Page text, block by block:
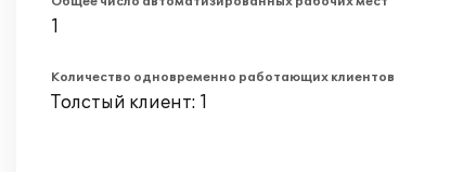
1
Количество одновременно работающих клиентов
Толстый клиент: 1